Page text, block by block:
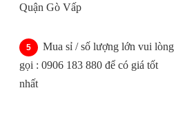
Quận Gò Vấp
Mua sỉ / số lượng lớn vui lòng
gọi : 0906 183 880 để có giá tốt
nhất